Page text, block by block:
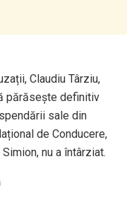
Claudiu Târziu,
părăsește definitiv
sale din
de Conducere,
nu a întârziat.